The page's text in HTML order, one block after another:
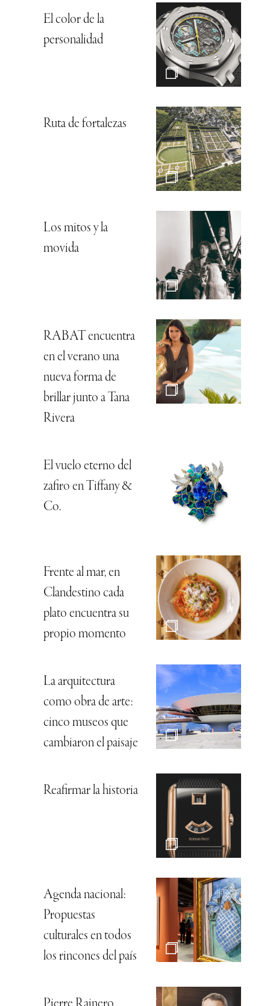
El color de la
personalidad
Ruta de fortalezas
Los mitos y la
movida
RABAT encuentra
en el verano una
nueva forma de
brillar junto a Tana
Rivera
El vuelo eterno del
zafiro en Tiffany &
Co.
Frente al mar, en
Clandestino cada
plato encuentra su
propio momento
La arquitectura
como obra de arte:
cinco museos que
cambiaron el paisaje
Reafirmar la historia
Agenda nacional:
Propuestas
culturales en todos
los rincones del país